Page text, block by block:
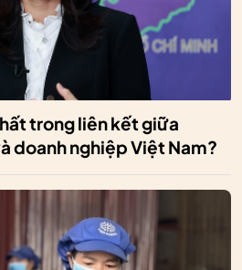
trong liên kết giữa
doanh nghiệp Việt Nam?